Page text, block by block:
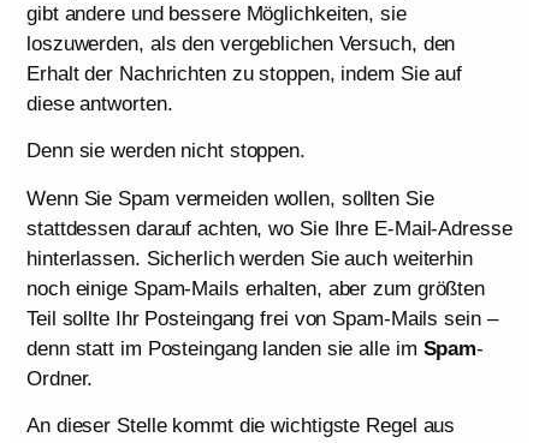
gibt andere und bessere Möglichkeiten, sie
loszuwerden, als den vergeblichen Versuch, den
Erhalt der Nachrichten zu stoppen, indem Sie auf
diese antworten.
Denn sie werden nicht stoppen.
Wenn Sie Spam vermeiden wollen, sollten Sie
stattdessen darauf achten, wo Sie Ihre E-Mail-Adresse
hinterlassen. Sicherlich werden Sie auch weiterhin
noch einige Spam-Mails erhalten, aber zum größten
Teil sollte Ihr Posteingang frei von Spam-Mails sein –
denn statt im Posteingang landen sie alle im Spam-
Ordner.
An dieser Stelle kommt die wichtigste Regel aus